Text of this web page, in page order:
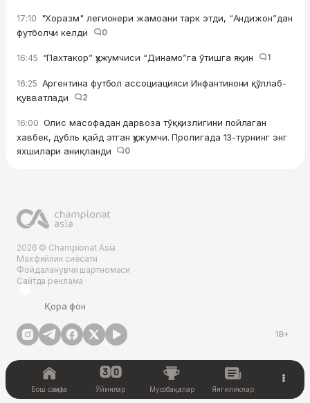
17:10 "Хоразм" легионери жамоани тарк этди, “Андижон”дан
футболчи келди
0
16:45 “Пахтакор” ҳужумчиси “Динамо”га ўтишга яқин 1
16:25 Аргентина футбол ассоциацияси Инфантинони қўллаб-
қувватлади
2
16:00 Олис масофадан дарвоза тўққизлигини пойлаган
хавбек, дубль қайд этган ҳужумчи. Пролигада 13-турнинг энг
яхшилари аниқланди
0
2026 © Championat.Asia
Махфийлик сиёсати
Фойдаланувчи шартномаси
Сайтда реклама
Қора фон
18+
Бош саҳифа Ўйинлар Мусобақалар Янгиликлар